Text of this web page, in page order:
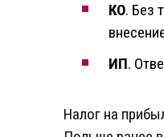
КО. Без
ИП.
Налог на